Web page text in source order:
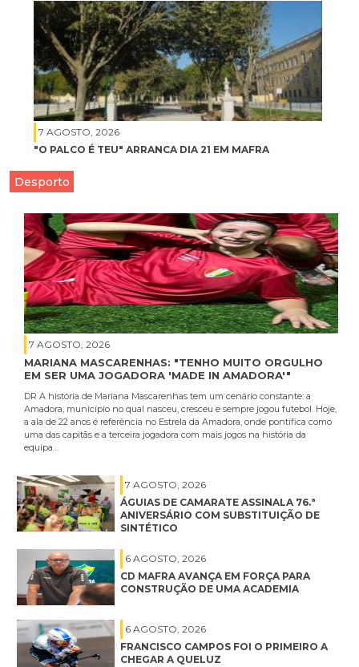
7 AGOSTO, 2026
"O PALCO É TEU" ARRANCA DIA 21 EM MAFRA
Desporto
7 AGOSTO, 2026
MARIANA MASCARENHAS: "TENHO MUITO ORGULHO
EM SER UMA JOGADORA 'MADE IN AMADORA'"
DR A história de Mariana Mascarenhas tem um cenário constante: a
Amadora, município no qual nasceu, cresceu e sempre jogou futebol. Hoje,
a ala de 22 anos é referência no Estrela da Amadora, onde pontifica como
uma das capitãs e a terceira jogadora com mais jogos na história da
equipa…
7 AGOSTO, 2026
ÁGUIAS DE CAMARATE ASSINALA 76.ª
ANIVERSÁRIO COM SUBSTITUIÇÃO DE
SINTÉTICO
6 AGOSTO, 2026
CD MAFRA AVANÇA EM FORÇA PARA
CONSTRUÇÃO DE UMA ACADEMIA
6 AGOSTO, 2026
FRANCISCO CAMPOS FOI O PRIMEIRO A
CHEGAR A QUELUZ